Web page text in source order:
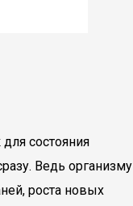
состояния
Ведь организму
роста новых